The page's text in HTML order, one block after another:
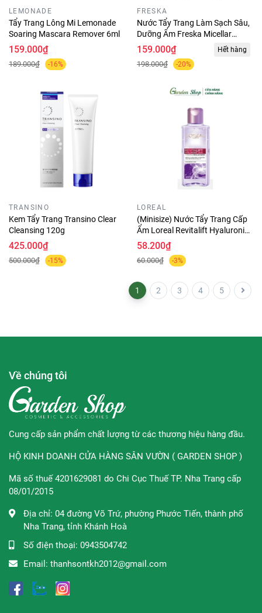
LEMONADE
Tẩy Trang Lông Mi Lemonade
Soaring Mascara Remover 6ml
159.000₫
189.000₫ -16%
FRESKA
Nước Tẩy Trang Làm Sạch Sâu,
Dưỡng Ẩm Freska Micellar
Sensitive Cleansing Water
159.000₫
198.000₫ -20%
Hết hàng
TRANSINO
Kem Tẩy Trang Transino Clear
Cleansing 120g
425.000₫
500.000₫ -15%
LOREAL
(Minisize) Nước Tẩy Trang Cấp
Ẩm Loreal Revitalift Hyaluronic
Acid Hydrating Micellar Water
58.200₫
60.000₫ -3%
1 2 3 4 5
Về chúng tôi
Cung cấp sản phẩm chất lượng từ các thương hiệu hàng đầu.
HỘ KINH DOANH CỬA HÀNG SÂN VƯỜN ( GARDEN SHOP )
Mã số thuế 4201629081 do Chi Cục Thuế TP. Nha Trang cấp
08/01/2015
Địa chỉ: 04 đường Võ Trứ, phường Phước Tiến, thành phố
Nha Trang, tỉnh Khánh Hoà
Số điện thoại: 0943504742
Email: thanhsontkh2012@gmail.com